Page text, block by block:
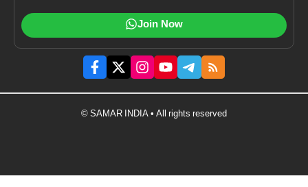
Join Now
© SAMAR INDIA • All rights reserved